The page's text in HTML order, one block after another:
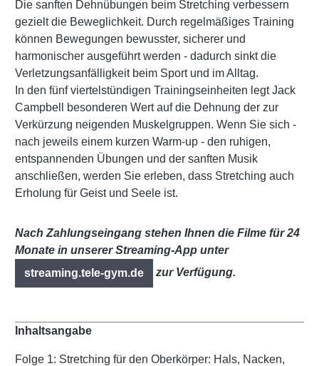
Die sanften Dehnübungen beim Stretching verbessern
gezielt die Beweglichkeit. Durch regelmäßiges Training
können Bewegungen bewusster, sicherer und
harmonischer ausgeführt werden - dadurch sinkt die
Verletzungsanfälligkeit beim Sport und im Alltag.
In den fünf viertelstündigen Trainingseinheiten legt Jack
Campbell besonderen Wert auf die Dehnung der zur
Verkürzung neigenden Muskelgruppen. Wenn Sie sich -
nach jeweils einem kurzen Warm-up - den ruhigen,
entspannenden Übungen und der sanften Musik
anschließen, werden Sie erleben, dass Stretching auch
Erholung für Geist und Seele ist.
Nach Zahlungseingang stehen Ihnen die Filme für 24
Monate in unserer Streaming-App unter
streaming.tele-gym.de
zur Verfügung.
Inhaltsangabe
Folge 1: Stretching für den Oberkörper: Hals, Nacken,